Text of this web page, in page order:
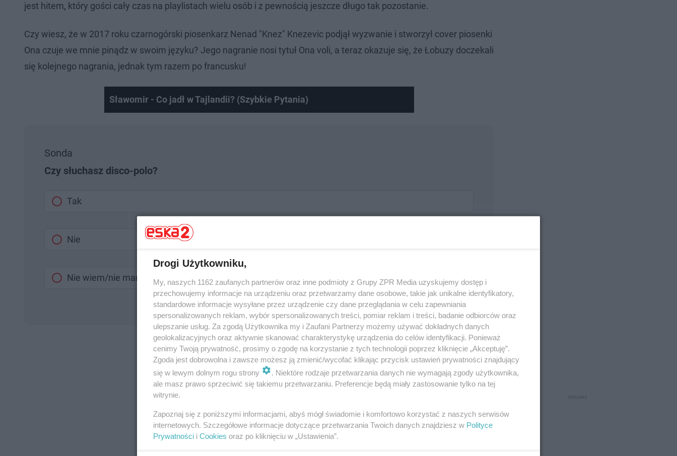
jest hitem, który gości cały czas na playlistach wielu osób i z pewnością jeszcze długo tak pozostanie.
Czy wiesz, że w 2017 roku czarnogórski piosenkarz Nenad "Knez" Knezevic podjął wyzwanie i stworzył cover piosenki
Ona czuje we mnie pinądz w swoim języku? Jego nagranie nosi tytuł Ona voli, a teraz okazuje się, że Łobuzy doczekali
się kolejnego nagrania, jednak tym razem po francusku!
Sławomir - Co jadł w Tajlandii? (Szybkie Pytania)
Sonda
Czy słuchasz disco-polo?
Tak
Nie
Nie wiem/nie mam zdania
Drogi Użytkowniku,
My, naszych 1162 zaufanych partnerów oraz inne podmioty z Grupy ZPR Media uzyskujemy dostęp i
przechowujemy informacje na urządzeniu oraz przetwarzamy dane osobowe, takie jak unikalne identyfikatory,
standardowe informacje wysyłane przez urządzenie czy dane przeglądania w celu zapewniania
spersonalizowanych reklam, wybór spersonalizowanych treści, pomiar reklam i treści, badanie odbiorców oraz
ulepszanie usług. Za zgodą Użytkownika my i Zaufani Partnerzy możemy używać dokładnych danych
geolokalizacyjnych oraz aktywnie skanować charakterystykę urządzenia do celów identyfikacji. Ponieważ
cenimy Twoją prywatność, prosimy o zgodę na korzystanie z tych technologii poprzez kliknięcie „Akceptuję”.
Zgoda jest dobrowolna i zawsze możesz ją zmienić/wycofać klikając przycisk ustawień prywatności znajdujący
się w lewym dolnym rogu strony
. Niektóre rodzaje przetwarzania danych nie wymagają zgody użytkownika,
ale masz prawo sprzeciwić się takiemu przetwarzaniu. Preferencje będą miały zastosowanie tylko na tej
witrynie.
Zapoznaj się z poniższymi informacjami, abyś mógł świadomie i komfortowo korzystać z naszych serwisów
internetowych. Szczegółowe informacje dotyczące przetwarzania Twoich danych znajdziesz w Polityce
Prywatności i Cookies oraz po kliknięciu w „Ustawienia”.